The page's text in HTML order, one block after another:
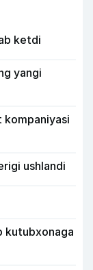
ketdi
yangi
kompaniyasi
ushlandi
kutubxonaga